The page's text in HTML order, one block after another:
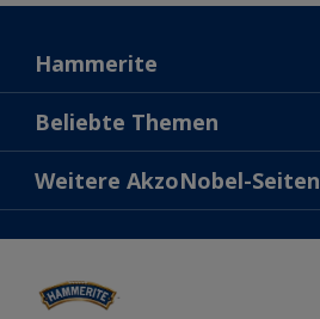
Hammerite
Kontaktiere uns
Finde einen Händler
Über uns
Beliebte Themen
Direkt auf Rost
Farben
Fragen und Antworten
Lexikon
Weitere AkzoNobel-Seiten
Xyladecor